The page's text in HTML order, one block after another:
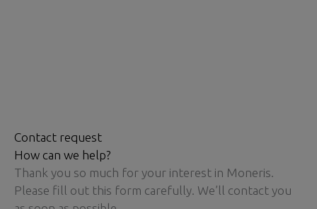
Contact request
How can we help?
Thank you so much for your interest in Moneris.
Please fill out this form carefully. We’ll contact you